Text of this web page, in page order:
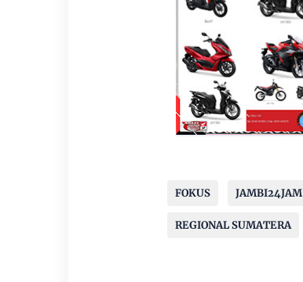
FOKUS JAMBI24JAM
REGIONAL SUMATERA